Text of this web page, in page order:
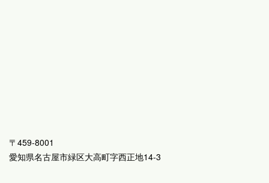
〒459-8001
愛知県名古屋市緑区大高町字西正地14-3